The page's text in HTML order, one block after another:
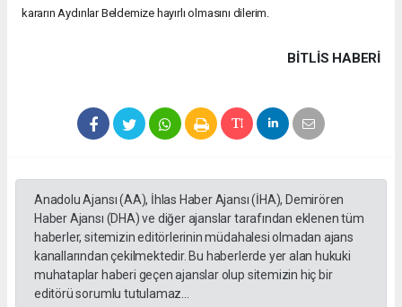
kararın Aydınlar Beldemize hayırlı olmasını dilerim.
BITLIS HABERİ
Anadolu Ajansı (AA), İhlas Haber Ajansı (İHA), Demirören
Haber Ajansı (DHA) ve diğer ajanslar tarafından eklenen tüm
haberler, sitemizin editörlerinin müdahalesi olmadan ajans
kanallarından çekilmektedir. Bu haberlerde yer alan hukuki
muhataplar haberi geçen ajanslar olup sitemizin hiç bir
editörü sorumlu tutulamaz...